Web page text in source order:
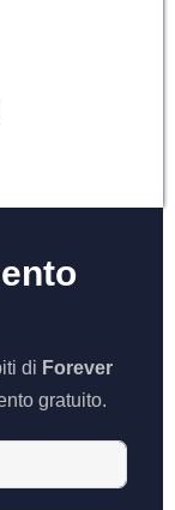
di Forever
gratuito.